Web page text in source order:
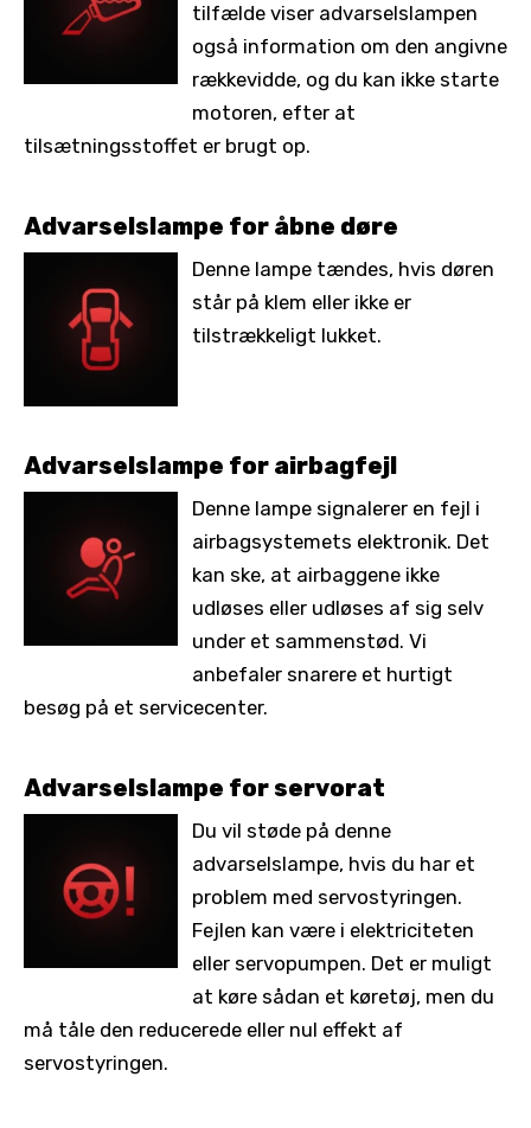
tilfælde viser advarselslampen
også information om den angivne
rækkevidde, og du kan ikke starte
motoren, efter at
tilsætningsstoffet er brugt op.
Advarselslampe for åbne døre
Denne lampe tændes, hvis døren
står på klem eller ikke er
tilstrækkeligt lukket.
Advarselslampe for airbagfejl
Denne lampe signalerer en fejl i
airbagsystemets elektronik. Det
kan ske, at airbaggene ikke
udløses eller udløses af sig selv
under et sammenstød. Vi
anbefaler snarere et hurtigt
besøg på et servicecenter.
Advarselslampe for servorat
Du vil støde på denne
advarselslampe, hvis du har et
problem med servostyringen.
Fejlen kan være i elektriciteten
eller servopumpen. Det er muligt
at køre sådan et køretøj, men du
må tåle den reducerede eller nul effekt af
servostyringen.